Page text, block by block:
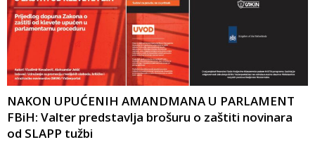
NAKON UPUĆENIH AMANDMANA U PARLAMENT
FBiH: Valter predstavlja brošuru o zaštiti novinara
od SLAPP tužbi